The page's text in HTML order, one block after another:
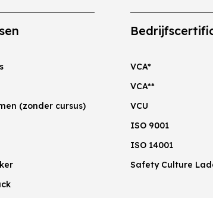
(zonder cursus)
VCA*
VCA**
VCU
ISO 9001
ISO 14001
Safety Culture